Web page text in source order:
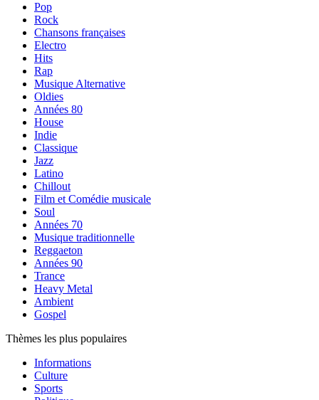
Pop
Rock
Chansons françaises
Electro
Hits
Rap
Musique Alternative
Oldies
Années 80
House
Indie
Classique
Jazz
Latino
Chillout
Film et Comédie musicale
Soul
Années 70
Musique traditionnelle
Reggaeton
Années 90
Trance
Heavy Metal
Ambient
Gospel
Thèmes les plus populaires
Informations
Culture
Sports